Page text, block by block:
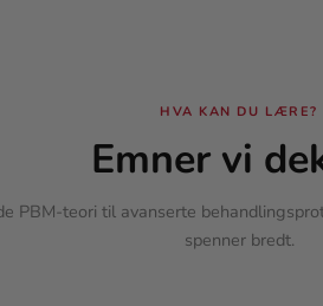
HVA KAN DU LÆRE?
Emner vi
PBM-teori til avanserte
spenner bredt.